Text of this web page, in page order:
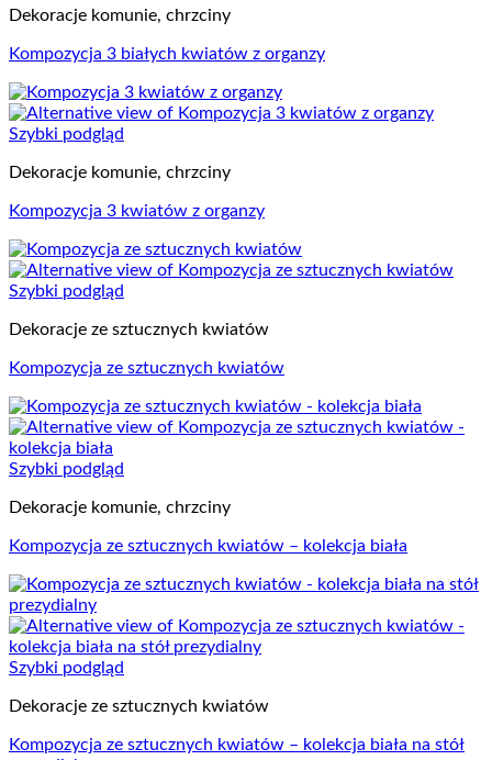
Dekoracje komunie, chrzciny
Kompozycja 3 białych kwiatów z organzy
Szybki podgląd
Dekoracje komunie, chrzciny
Kompozycja 3 kwiatów z organzy
Szybki podgląd
Dekoracje ze sztucznych kwiatów
Kompozycja ze sztucznych kwiatów
Szybki podgląd
Dekoracje komunie, chrzciny
Kompozycja ze sztucznych kwiatów – kolekcja biała
Szybki podgląd
Dekoracje ze sztucznych kwiatów
Kompozycja ze sztucznych kwiatów – kolekcja biała na stół